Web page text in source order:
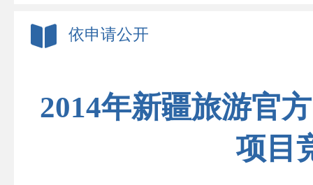
依申请公开
2014年新疆旅游官
项目